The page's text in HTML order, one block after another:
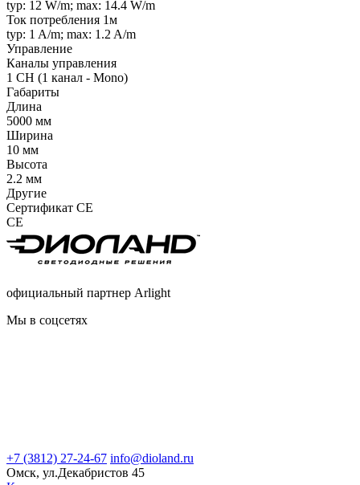
typ: 12 W/m; max: 14.4 W/m
Ток потребления 1м
typ: 1 A/m; max: 1.2 A/m
Управление
Каналы управления
1 CH (1 канал - Mono)
Габариты
Длина
5000 мм
Ширина
10 мм
Высота
2.2 мм
Другие
Сертификат CE
CE
официальный партнер Arlight
Мы в соцсетях
+7 (3812) 27-24-67 info@dioland.ru
Омск, ул.Декабристов 45